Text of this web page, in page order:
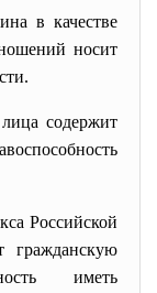
в качестве
носит
лица содержит
Российской
гражданскую
иметь